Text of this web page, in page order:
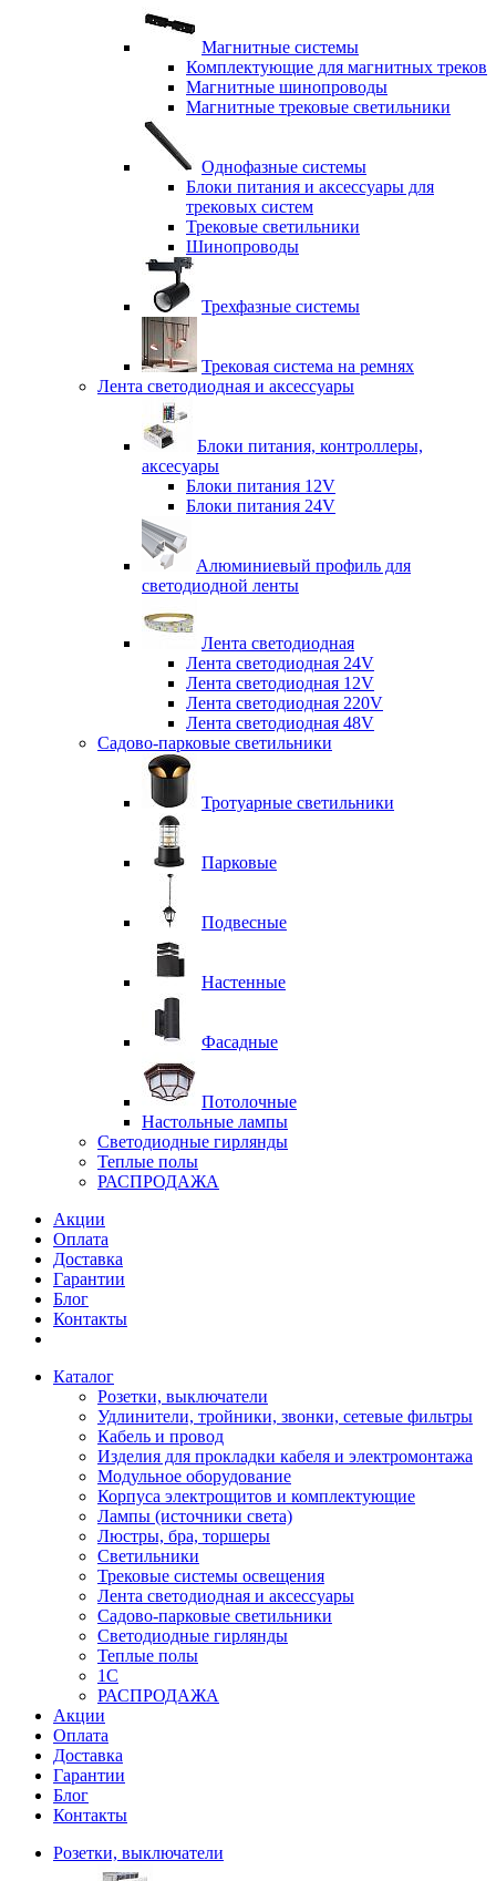
Магнитные системы
Комплектующие для магнитных треков
Магнитные шинопроводы
Магнитные трековые светильники
Однофазные системы
Блоки питания и аксессуары для
трековых систем
Трековые светильники
Шинопроводы
Трехфазные системы
Трековая система на ремнях
Лента светодиодная и аксессуары
Блоки питания, контроллеры,
аксесуары
Блоки питания 12V
Блоки питания 24V
Алюминиевый профиль для
светодиодной ленты
Лента светодиодная
Лента светодиодная 24V
Лента светодиодная 12V
Лента светодиодная 220V
Лента светодиодная 48V
Садово-парковые светильники
Тротуарные светильники
Парковые
Подвесные
Настенные
Фасадные
Потолочные
Настольные лампы
Светодиодные гирлянды
Теплые полы
РАСПРОДАЖА
Акции
Оплата
Доставка
Гарантии
Блог
Контакты
Каталог
Розетки, выключатели
Удлинители, тройники, звонки, сетевые фильтры
Кабель и провод
Изделия для прокладки кабеля и электромонтажа
Модульное оборудование
Корпуса электрощитов и комплектующие
Лампы (источники света)
Люстры, бра, торшеры
Светильники
Трековые системы освещения
Лента светодиодная и аксессуары
Садово-парковые светильники
Светодиодные гирлянды
Теплые полы
1С
РАСПРОДАЖА
Акции
Оплата
Доставка
Гарантии
Блог
Контакты
Розетки, выключатели